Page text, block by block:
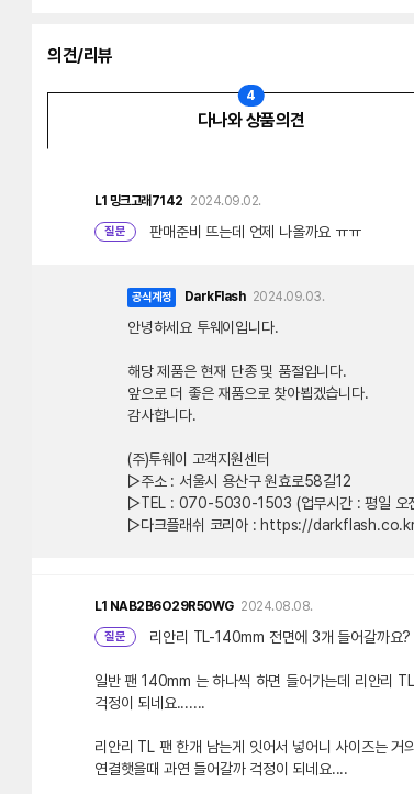
의견/리뷰
다나와 상품의견
4
L1 밍크고래7142 2024.09.02.
질문 판매준비 뜨는데 언제 나올까요 ㅠㅠ
공식계정 DarkFlash 2024.09.03.
안녕하세요 투웨이입니다.
해당 제품은 현재 단종 및 품절입니다.
앞으로 더 좋은 재품으로 찾아뵙겠습니다.
감사합니다.
(주)투웨이 고객지원센터
▷주소 : 서울시 용산구 원효로58길12
▷TEL : 070-5030-1503 (업무시간 : 평일
▷다크플래쉬 코리아 : https://
L1 NAB2B6O29R50WG 2024.08.08.
질문 리안리 TL-140mm 전면에 3개 들어갈까요?
일반 팬 140mm 는 하나씩 하면 들어가는데 리안리
걱정이 되네요.......
리안리 TL 팬 한개 남는게 잇어서 넣어니 사이즈는
연결햇을때 과연 들어갈까 걱정이 되네요....